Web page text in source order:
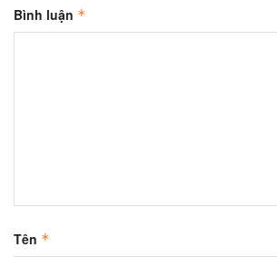
Bình luận *
Tên *